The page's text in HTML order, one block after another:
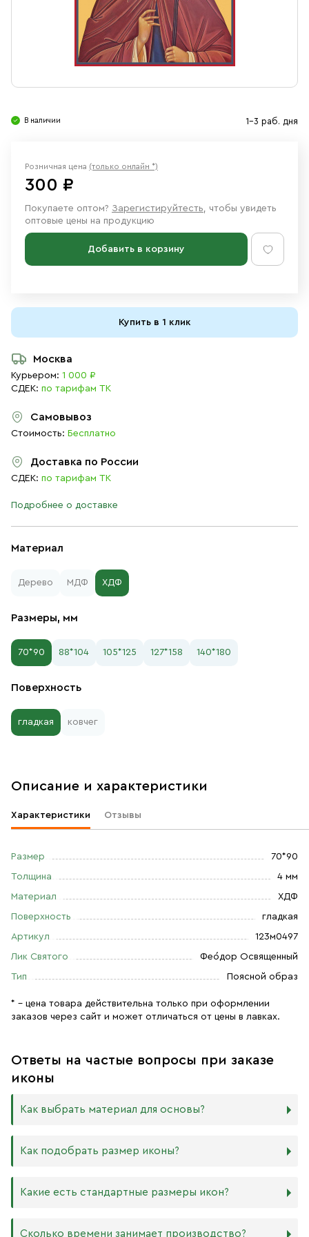
Ювелирные изделия
В наличии 1-3 раб. дня
Материал
Дерево МДФ ХДФ
Размеры, мм
70*90 88*104 105*125 127*158 140*180
Поверхность
гладкая ковчег
Розничная цена (только онлайн *)
300 ₽
Покупаете оптом? Зарегистируйтесть, чтобы увидеть
оптовые цены на продукцию
Добавить в корзину
Купить в 1 клик
Москва
Курьером: 1 000 ₽
СДЕК: по тарифам ТК
Самовывоз
Стоимость: Бесплатно
Доставка по России
СДЕК: по тарифам ТК
Подробнее о доставке
Описание и характеристики
Характеристики Отзывы
Размер 70*90
Толщина 4 мм
Материал ХДФ
Поверхность гладкая
Артикул 123м0497
Лик Святого Фео́дор Освященный
Тип Поясной образ
* – цена товара действительна только при оформлении
заказов через сайт и может отличаться от цены в лавках.
Ответы на частые вопросы при заказе
иконы
Как выбрать материал для основы?
Мы изготавливаем иконы на трёх разных видах досок:
МДФ. Ламинированная древесно-стружечная плита —
Как подобрать размер иконы?
Никаких строгих правил по тому, какого размера
иконостас, можно ориентироваться на него.
Какие есть стандартные размеры икон?
Сколько времени занимает производство?